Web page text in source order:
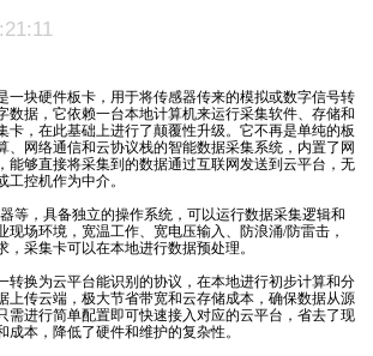
一块硬件板卡，用于将传感器传来的模拟或数字信号转
数据，它依赖一台本地计算机来运行采集软件、存储和
卡，在此基础上进行了颠覆性升级。它不再是单纯的板
、网络通信和云协议栈的智能数据采集系统，内置了网
能够直接将采集到的数据通过互联网发送到云平台，无
工控机作为中介。
，具备独立的操作系统，可以运行数据采集逻辑和
现场环境，宽温工作、宽电压输入、防浪涌/防雷击，
，采集卡可以在本地进行数据预处理。
换为云平台能识别的协议，在本地进行初步计算和分
上传云端，极大节省带宽和云存储成本，确保数据从源
需进行简单配置即可快速接入对应的云平台，省去了现
成本，降低了硬件和维护的复杂性。